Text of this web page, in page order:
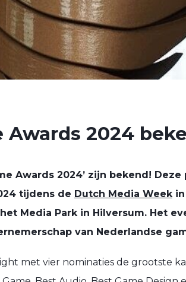
2024
Awards 2024’ zijn bekend!
tijdens de Dutch Media Weekin
Media Park in Hilversum. Het
van Nederlandse
met vier nominaties de grootste